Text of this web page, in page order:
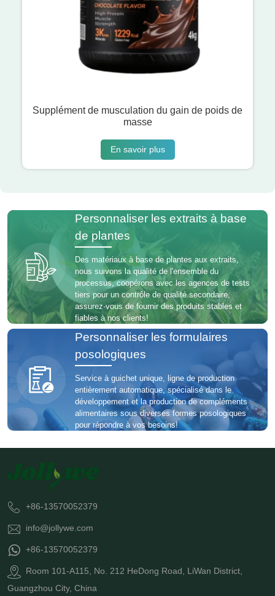
Supplément de musculation du gain de poids de
masse
En savoir plus
Personnaliser les extraits à base
de plantes
Des matériaux à base de plantes aux extraits,
nous suivons la qualité de l'ensemble du
processus, coopérons avec les agences de tests
tiers pour un contrôle de qualité secondaire,
assurez-vous de fournir des produits stables et
fiables à nos clients!
Personnaliser les formulaires
posologiques
Service à guichet unique, ligne de production
entièrement automatique, spécialisé dans le
développement et la production de compléments
alimentaires sous diverses formes posologiques
pour répondre à vos besoins!
+86-13570052379
info@jollywe.com
+86-13570052379
Room 101-A115, No. 212 HeDong Road, LiWan District,
Guangzhou City, China